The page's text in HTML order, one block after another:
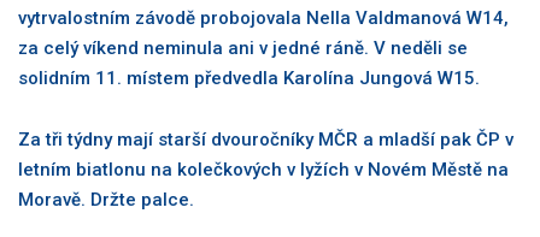
vytrvalostním závodě probojovala Nella Valdmanová W14,
za celý víkend neminula ani v jedné ráně. V neděli se
solidním 11. místem předvedla Karolína Jungová W15.
Za tři týdny mají starší dvouročníky MČR a mladší pak ČP v
letním biatlonu na kolečkových v lyžích v Novém Městě na
Moravě. Držte palce.